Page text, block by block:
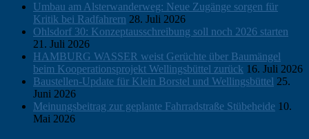
Umbau am Alsterwanderweg: Neue Zugänge sorgen für
Kritik bei Radfahrern 28. Juli 2026
Ohlsdorf 30: Konzeptausschreibung soll noch 2026 starten
21. Juli 2026
HAMBURG WASSER weist Gerüchte über Baumängel
beim Kooperationsprojekt Wellingsbüttel zurück 16. Juli 2026
Baustellen-Update für Klein Borstel und Wellingsbüttel 25.
Juni 2026
Meinungsbeitrag zur geplante Fahrradstraße Stübeheide 10.
Mai 2026